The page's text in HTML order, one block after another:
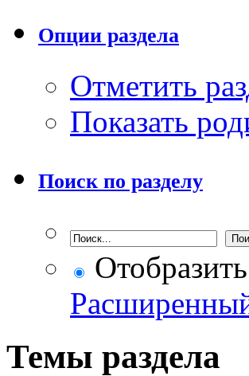
Опции раздела
Отметить
Показать
Поиск по разделу
Темы раздела